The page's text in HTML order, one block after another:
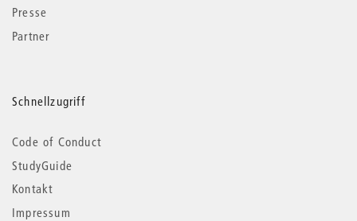
Presse
Partner
Schnellzugriff
Code of Conduct
StudyGuide
Kontakt
Impressum